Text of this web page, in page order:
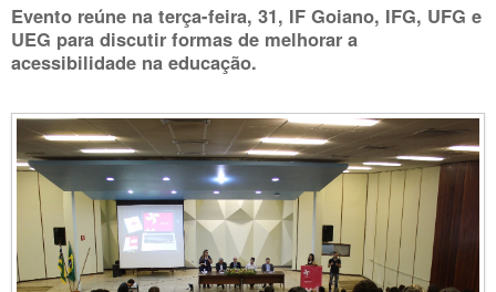
Evento reúne na terça-feira, 31, IF Goiano, IFG, UFG e
UEG para discutir formas de melhorar a
acessibilidade na educação.